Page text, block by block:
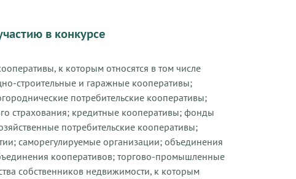
в конкурсе
к которым относятся в том числе
строительные и гаражные кооперативы;
потребительские кооперативы;
страхования; кредитные кооперативы; фонды
потребительские кооперативы;
саморегулируемые организации; объединения
кооперативов; торгово-промышленные
собственников недвижимости, к которым